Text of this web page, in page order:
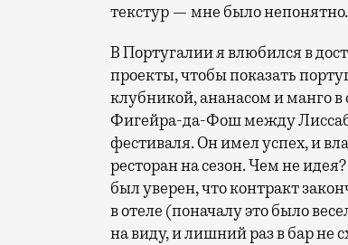
текстур — мне было непонятно.
В Португалии я влюбился в
проекты, чтобы показать
клубникой, ананасом и манго
Фигейра-да-Фош между
фестиваля. Он имел успех, и
ресторан на сезон. Чем не
был уверен, что контракт
в отеле (поначалу это было
на виду, и лишний раз в бар не